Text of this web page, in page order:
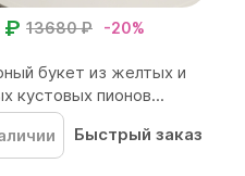
13680 ₽ -20%
₽
букет из желтых и
кустовых пионов...
Быстрый заказ